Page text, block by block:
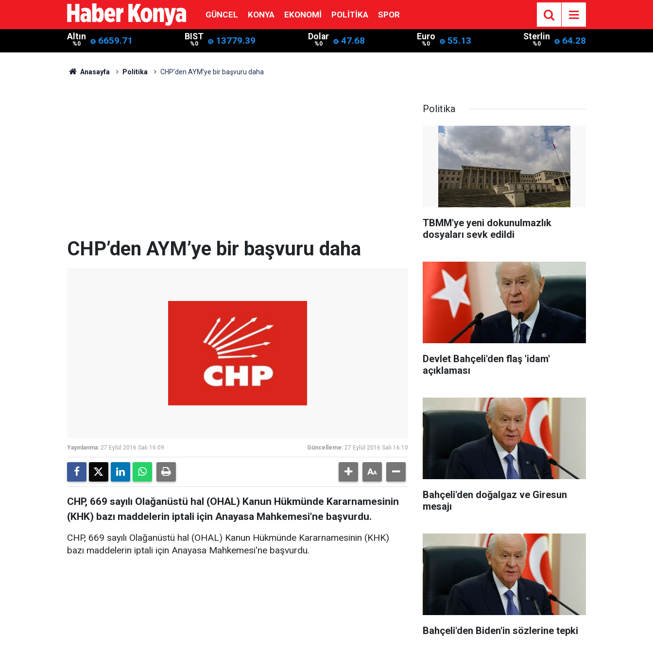
GÜNCEL KONYA EKONOMI POLITIKA SPOR
Altın
%0 6659.71 BIST
%0 13779.39 Dolar
%0 47.68 Euro
%0 55.13 Sterlin
%0 64.28
Anasayfa Politika CHP’den AYM’ye bir başvuru daha
CHP’den AYM’ye bir başvuru daha
Yayınlanma: 27 Eylül 2016 Salı 16:09 Güncelleme: 27 Eylül 2016 Salı 16:10
CHP, 669 sayılı Olağanüstü hal (OHAL) Kanun Hükmünde Kararnamesinin
(KHK) bazı maddelerin iptali için Anayasa Mahkemesi'ne başvurdu.
CHP, 669 sayılı Olağanüstü hal (OHAL) Kanun Hükmünde Kararnamesinin (KHK)
bazı maddelerin iptali için Anayasa Mahkemesi'ne başvurdu.
Politika
TBMM'ye yeni dokunulmazlık
dosyaları sevk edildi
Devlet Bahçeli'den flaş 'idam'
açıklaması
Bahçeli'den doğalgaz ve Giresun
mesajı
Bahçeli'den Biden'in sözlerine tepki